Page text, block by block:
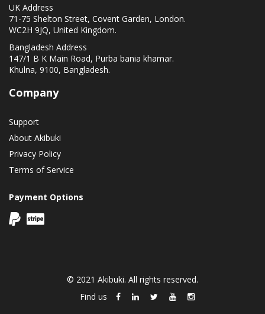
UK Address
71-75 Shelton Street, Covent Garden, London.
WC2H 9JQ, United Kingdom.
Bangladesh Address
147/1 B K Main Road, Purba bania khamar.
Khulna, 9100, Bangladesh.
Company
Support
About Akibuki
Privacy Policy
Terms of Service
Payment Options
© 2021 Akibuki. All rights reserved.
Find us